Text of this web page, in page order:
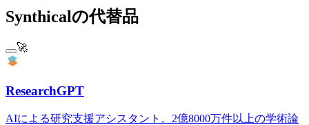
Synthicalの代替品
🚀
ResearchGPT
AIによる研究支援アシスタント。2億8000万件以上の学術論